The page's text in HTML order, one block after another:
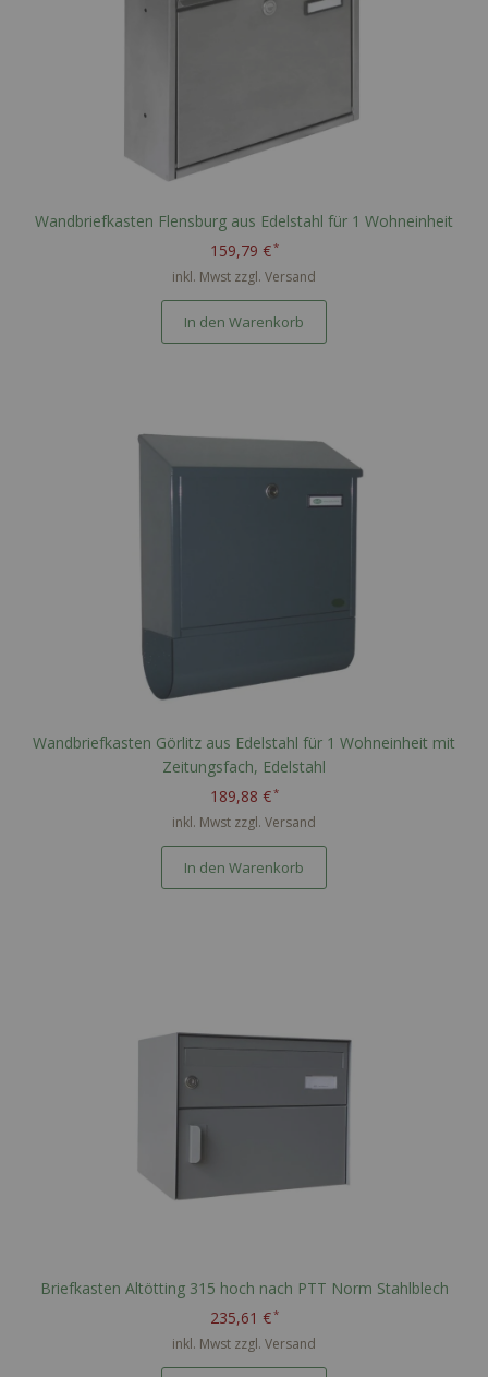
Wandbriefkasten Flensburg aus Edelstahl für 1 Wohneinheit
159,79 €
inkl. Mwst zzgl. Versand
In den Warenkorb
Wandbriefkasten Görlitz aus Edelstahl für 1 Wohneinheit mit
Zeitungsfach, Edelstahl
189,88 €
inkl. Mwst zzgl. Versand
In den Warenkorb
Briefkasten Altötting 315 hoch nach PTT Norm Stahlblech
235,61 €
inkl. Mwst zzgl. Versand